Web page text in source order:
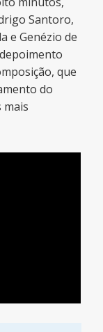
Santoro,
e Genézio de
que
do
mais